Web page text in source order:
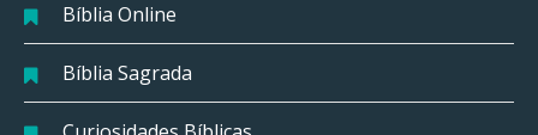
Bíblia Online
Bíblia Sagrada